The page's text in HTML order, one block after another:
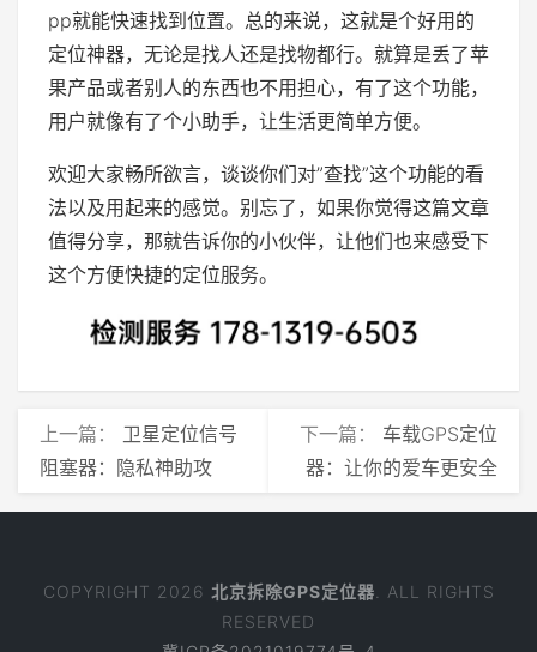
pp就能快速找到位置。总的来说，这就是个好用的
定位神器，无论是找人还是找物都行。就算是丢了苹
果产品或者别人的东西也不用担心，有了这个功能，
用户就像有了个小助手，让生活更简单方便。
欢迎大家畅所欲言，谈谈你们对”查找”这个功能的看
法以及用起来的感觉。别忘了，如果你觉得这篇文章
值得分享，那就告诉你的小伙伴，让他们也来感受下
这个方便快捷的定位服务。
上一篇： 卫星定位信号
阻塞器：隐私神助攻
下一篇： 车载GPS定位
器：让你的爱车更安全
COPYRIGHT 2026 北京拆除GPS定位器 . ALL RIGHTS
RESERVED